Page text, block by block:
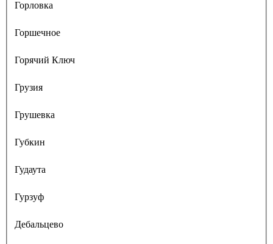
Горловка
Горшечное
Горячий Ключ
Грузия
Грушевка
Губкин
Гудаута
Гурзуф
Дебальцево